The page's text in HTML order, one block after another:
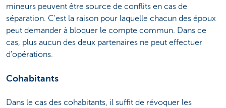
mineurs peuvent être source de conflits en cas de
séparation. C'est la raison pour laquelle chacun des époux
peut demander à bloquer le compte commun. Dans ce
cas, plus aucun des deux partenaires ne peut effectuer
d'opérations.
Cohabitants
Dans le cas des cohabitants, il suffit de révoquer les